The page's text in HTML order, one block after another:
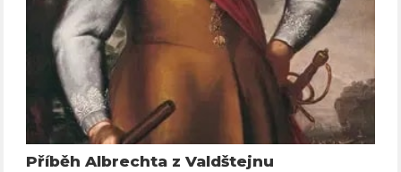
Příběh Albrechta z Valdštejnu